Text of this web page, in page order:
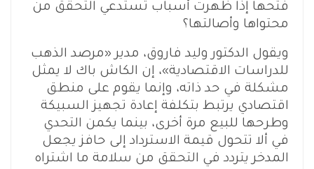
فتحها إذا ظهرت أسباب تستدعي التحقق من
محتواها وأصالتها؟
ويقول الدكتور وليد فاروق، مدير «مرصد الذهب
للدراسات الاقتصادية»، إن الكاش باك لا يمثل
مشكلة في حد ذاته، وإنما يقوم على منطق
اقتصادي يرتبط بتكلفة إعادة تجهيز السبيكة
وطرحها للبيع مرة أخرى، بينما يكمن التحدي
في ألا تتحول قيمة الاسترداد إلى حافز يجعل
المدخر يتردد في التحقق من سلامة ما اشتراه